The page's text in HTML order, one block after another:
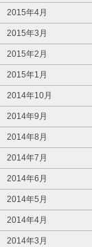
2015年4月
2015年3月
2015年2月
2015年1月
2014年10月
2014年9月
2014年8月
2014年7月
2014年6月
2014年5月
2014年4月
2014年3月